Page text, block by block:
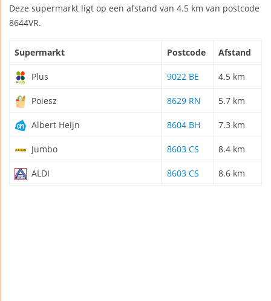
Deze supermarkt ligt op een afstand van 4.5 km van postcode
8644VR.
Supermarkt Postcode Afstand
Plus 9022 BE 4.5 km
Poiesz 8629 RN 5.7 km
Albert Heijn 8604 BH 7.3 km
Jumbo 8603 CS 8.4 km
ALDI 8603 CS 8.6 km